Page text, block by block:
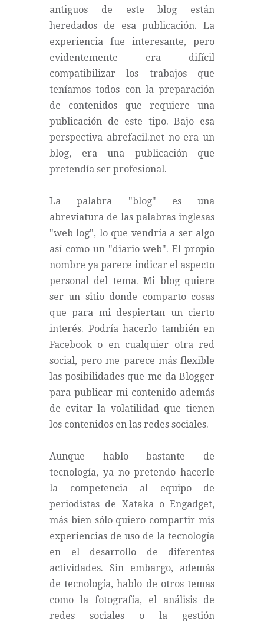
antiguos de este blog están
heredados de esa publicación. La
experiencia fue interesante, pero
evidentemente era difícil
compatibilizar los trabajos que
teníamos todos con la preparación
de contenidos que requiere una
publicación de este tipo. Bajo esa
perspectiva abrefacil.net no era un
blog, era una publicación que
pretendía ser profesional.
La palabra "blog" es una
abreviatura de las palabras inglesas
"web log", lo que vendría a ser algo
así como un "diario web". El propio
nombre ya parece indicar el aspecto
personal del tema. Mi blog quiere
ser un sitio donde comparto cosas
que para mi despiertan un cierto
interés. Podría hacerlo también en
Facebook o en cualquier otra red
social, pero me parece más flexible
las posibilidades que me da Blogger
para publicar mi contenido además
de evitar la volatilidad que tienen
los contenidos en las redes sociales.
Aunque hablo bastante de
tecnología, ya no pretendo hacerle
la competencia al equipo de
periodistas de Xataka o Engadget,
más bien sólo quiero compartir mis
experiencias de uso de la tecnología
en el desarrollo de diferentes
actividades. Sin embargo, además
de tecnología, hablo de otros temas
como la fotografía, el análisis de
redes sociales o la gestión